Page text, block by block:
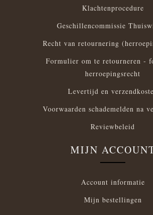
Klachtenprocedure
Geschillencommissie
Recht van retournering
Formulier om te retourneren -
herroepingsrecht
Levertijd en
Voorwaarden schademelden na
Reviewbeleid
MIJN
Account informatie
Mijn bestellingen